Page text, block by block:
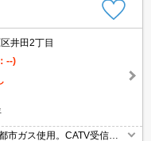
井田2丁目
--)
市ガス使用。CATV受信